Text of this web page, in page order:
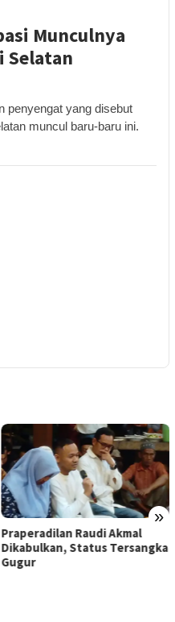
Munculnya
Selatan
penyengat yang disebut
muncul baru-baru ini.
»
Praperadilan Raudi Akmal
Dikabulkan, Status Tersangka
Gugur